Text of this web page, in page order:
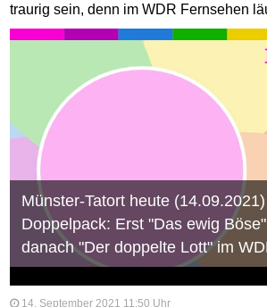
traurig sein, denn im WDR Fernsehen
Münster-Tatort heute
Doppelpack: Erst "Das ewig
danach "Der doppelte Lott" im
14. September 2021 11:50 Uhr